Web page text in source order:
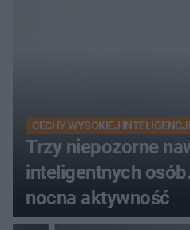
CECHY WYSOKIEJ INTELIGENCJI
Trzy niepozorne
inteligentnych
nocna aktywność